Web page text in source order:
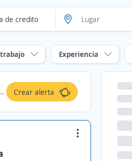
Experiencia
Crear alerta